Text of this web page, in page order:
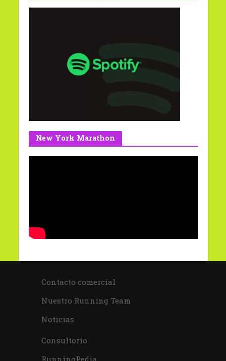
New York Marathon
Contacto comercial
Nuestro Running Team
Noticias
Consultorio